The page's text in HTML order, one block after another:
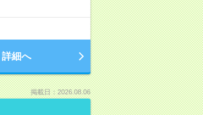
詳細へ
掲載日：2026.08.06